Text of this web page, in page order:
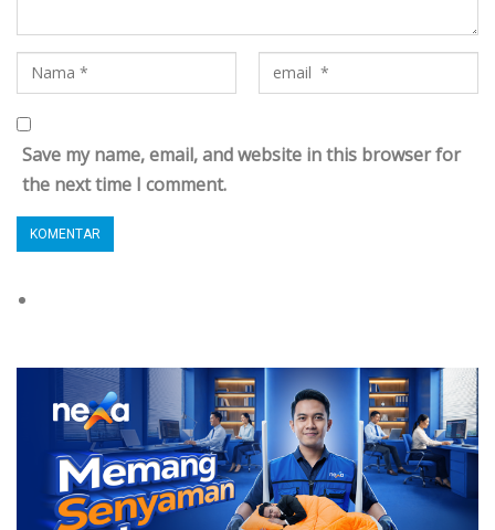
Save my name, email, and website in this browser for
the next time I comment.